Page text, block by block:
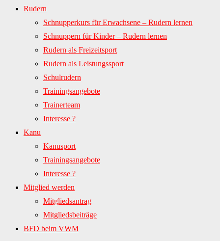
Rudern
Schnupperkurs für Erwachsene – Rudern lernen
Schnuppern für Kinder – Rudern lernen
Rudern als Freizeitsport
Rudern als Leistungssport
Schulrudern
Trainingsangebote
Trainerteam
Interesse ?
Kanu
Kanusport
Trainingsangebote
Interesse ?
Mitglied werden
Mitgliedsantrag
Mitgliedsbeiträge
BFD beim VWM